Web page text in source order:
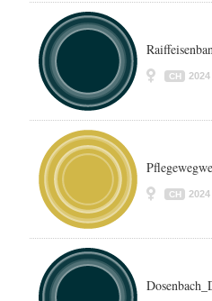
CH 2024
CH 2024